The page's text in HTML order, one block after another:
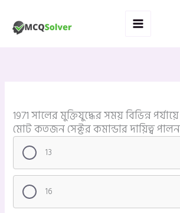
content
1971 সালের মুক্তিযুদ্ধের সময় বিভিন্ন
মোট কতজন সেক্টর কমান্ডার দায়িত্ব
13
16